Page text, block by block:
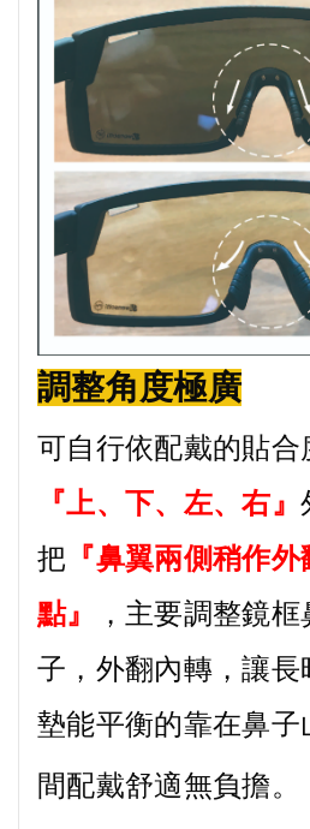
調整角度極廣
可自行依配戴的貼
『上、下、左、右』
把 『鼻翼兩側稍作
點』
， 主要調整鏡框
子，外翻內轉，讓長
墊能平衡的靠在鼻子
間配戴舒適無負擔。